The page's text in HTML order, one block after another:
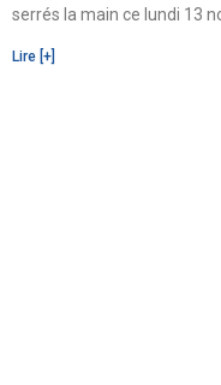
serrés la main ce lundi 13
Lire [+]